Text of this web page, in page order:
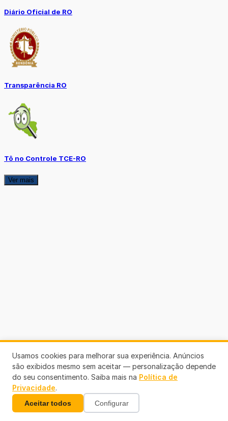
Diário Oficial de RO
Transparência RO
Tô no Controle TCE-RO
Ver mais
Usamos cookies para melhorar sua experiência. Anúncios
são exibidos mesmo sem aceitar — personalização depende
do seu consentimento. Saiba mais na Política de
Privacidade.
Aceitar todos Configurar